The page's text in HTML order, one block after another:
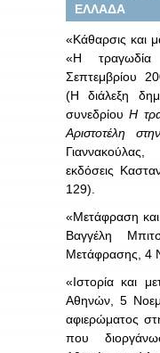
ΕΛΛΑΔΑ
«Κάθαρσις και
«Η
Σεπτεμβρίου
(Η διάλεξη
συνεδρίουΗ
Αρι­στοτέλη
εκδόσεις
129).
«Μετάφραση και
Βαγγέλη
Μετάφρασης, 4
«Ιστορία και
Αθηνών, 5
αφιερώματος
που